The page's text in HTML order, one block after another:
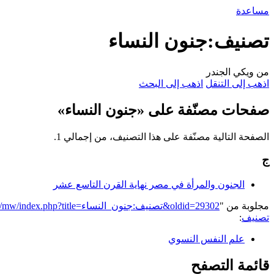
مساعدة
تصنيف:جنون النساء
من ويكي الجندر
اذهب إلى التنقل اذهب إلى البحث
صفحات مصنّفة على «جنون النساء»
الصفحة التالية مصنّفة على هذا التصنيف، من إجمالي 1.
ج
الجنون والمرأة في مصر نهاية القرن التاسع عشر
مجلوبة من "https://genderiyya.xyz/mw/index.php?title=تصنيف:جنون_النساء&oldid=29302
تصنيف:
علم النفس النسوي
قائمة التصفح